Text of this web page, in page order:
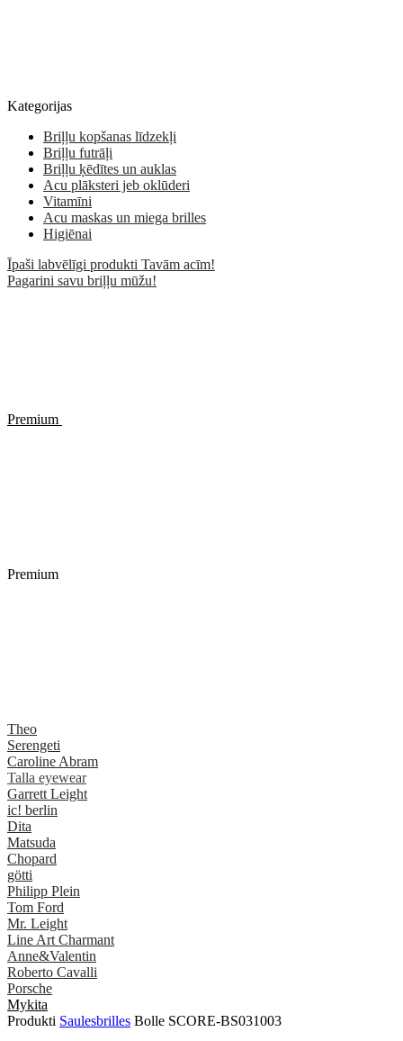
Kategorijas
Briļļu kopšanas līdzekļi
Briļļu futrāļi
Briļļu ķēdītes un auklas
Acu plāksteri jeb oklūderi
Vitamīni
Acu maskas un miega brilles
Higiēnai
Īpaši labvēlīgi produkti Tavām acīm!
Pagarini savu briļļu mūžu!
Premium
Premium
Theo
Serengeti
Caroline Abram
Talla eyewear
Garrett Leight
ic! berlin
Dita
Matsuda
Chopard
götti
Philipp Plein
Tom Ford
Mr. Leight
Line Art Charmant
Anne&Valentin
Roberto Cavalli
Porsche
Mykita
Produkti Saulesbrilles Bolle SCORE-BS031003